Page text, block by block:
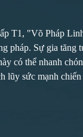
T1, "Võ Pháp
pháp. Sự gia tăng
có thể nhanh
lũy sức mạnh